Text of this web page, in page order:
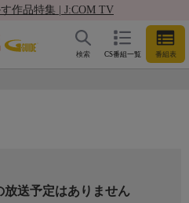
作品特集 | J:COM TV
CS番組一覧 番組表
検索
放送予定はありません